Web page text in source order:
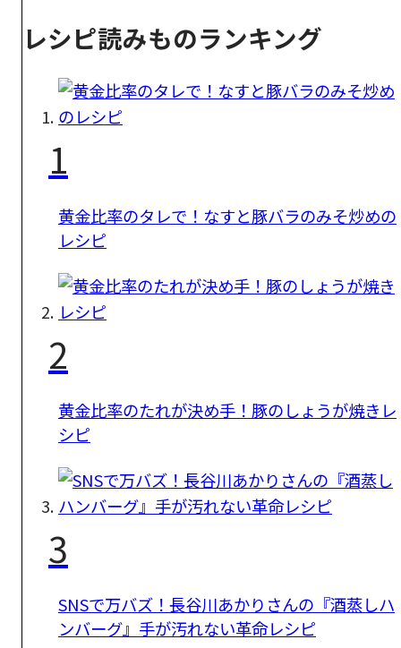
レシピ読みものランキング
1
黄金比率のタレで！なすと豚バラのみそ炒めの
レシピ
2
黄金比率のたれが決め手！豚のしょうが焼きレ
シピ
3
SNSで万バズ！長谷川あかりさんの『酒蒸しハ
ンバーグ』手が汚れない革命レシピ